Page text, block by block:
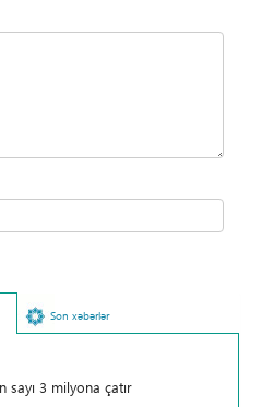
Son xəbərlər
sayı 3 milyona çatır